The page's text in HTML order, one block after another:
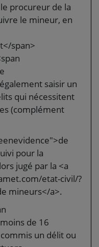
procureur de la
le mineur, en
span>
saisir un
qui nécessitent
(complément
pour la
jugé par la <a
etat-civil/?
mineurs</a>.
de 16
un délit ou